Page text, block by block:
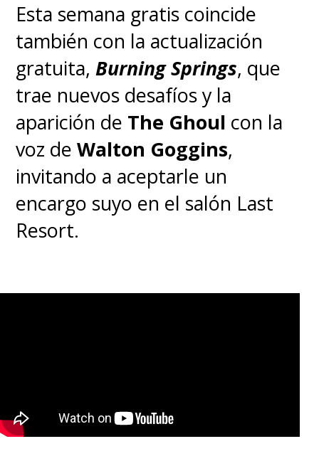
Esta semana gratis coincide
también con la actualización
gratuita,Burning Springs, que
trae nuevos desafíos y la
aparición de The Ghoul con la
voz de Walton Goggins,
invitando a aceptarle un
encargo suyo en el salón Last
Resort.